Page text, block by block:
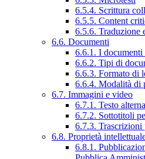
6.5.4. Scrittura
6.5.5. Content
6.5.6. Traduzione
6.6. Documenti
6.6.1. I
6.6.2. Tipi di
6.6.3. Formato di
6.6.4. Modalità di
6.7. Immagini e video
6.7.1. Testo
6.7.2. Sottotitoli
6.7.3. Trascrizioni
6.8. Proprietà
6.8.1.